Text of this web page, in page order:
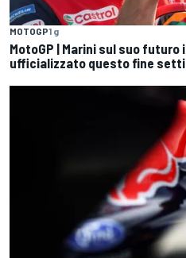
MOTOGP1 g
MotoGP | Marini sul suo
ufficializzato questo fine